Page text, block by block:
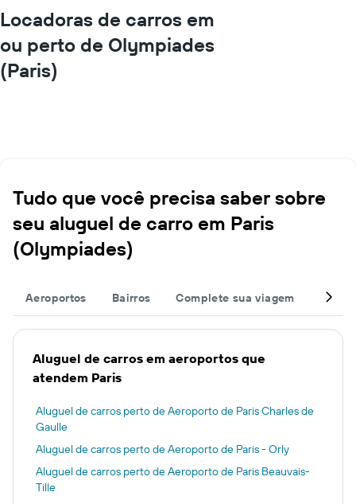
Locadoras de carros em
ou perto de Olympiades
(Paris)
Tudo que você precisa saber sobre
seu aluguel de carro em Paris
(Olympiades)
Aeroportos Bairros Complete sua viagem
Aluguel de carros em aeroportos que
atendem Paris
Aluguel de carros perto de Aeroporto de Paris Charles de
Gaulle
Aluguel de carros perto de Aeroporto de Paris - Orly
Aluguel de carros perto de Aeroporto de Paris Beauvais-
Tille